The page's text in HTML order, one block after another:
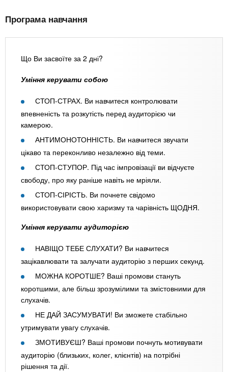
Програма навчання
Що Ви засвоїте за 2 дні?
Уміння керувати собою
СТОП-СТРАХ. Ви навчитеся контролювати
впевненість та розкутість перед аудиторією чи
камерою.
АНТИМОНОТОННІСТЬ. Ви навчитеся звучати
цікаво та переконливо незалежно від теми.
СТОП-СТУПОР. Під час імпровізації ви відчуєте
свободу, про яку раніше навіть не мріяли.
СТОП-СІРІСТЬ. Ви почнете свідомо
використовувати свою харизму та чарівність ЩОДНЯ.
Уміння керувати аудиторією
НАВІЩО ТЕБЕ СЛУХАТИ? Ви навчитеся
зацікавлювати та залучати аудиторію з перших секунд.
МОЖНА КОРОТШЕ? Ваші промови стануть
коротшими, але більш зрозумілими та змістовними для
слухачів.
НЕ ДАЙ ЗАСУМУВАТИ! Ви зможете стабільно
утримувати увагу слухачів.
ЗМОТИВУЄШ? Ваші промови почнуть мотивувати
аудиторію (близьких, колег, клієнтів) на потрібні
рішення та дії.